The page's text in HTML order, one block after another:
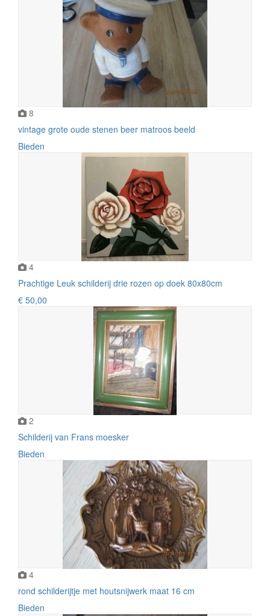
8
vintage grote oude stenen beer matroos beeld
Bieden
4
Prachtige Leuk schilderij drie rozen op doek 80x80cm
€ 50,00
2
Schilderij van Frans moesker
Bieden
4
rond schilderijtje met houtsnijwerk maat 16 cm
Bieden